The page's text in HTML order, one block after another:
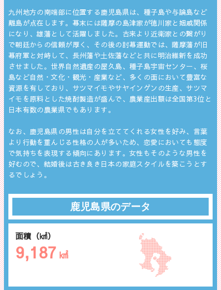
九州地方の南端部に位置する鹿児島県は、種子島や与論島など
離島が点在します。幕末には薩摩の島津家が徳川家と姻戚関係
になり、雄藩として活躍しました。古来より近衛家との繋がり
で朝廷からの信頼が厚く、その後の討幕運動では、薩摩藩が旧
幕府軍と対峙して、長州藩や土佐藩などと共に明治維新を成功
させました。世界自然遺産の屋久島、種子島宇宙センター、桜
島など自然・文化・観光・産業など、多くの面において豊富な
資源を有しており、サツマイモやサヤインゲンの生産、サツマ
イモを原料とした焼酎製造が盛んで、農業産出額は全国第3位と
日本有数の農業県でもあります。
なお、鹿児島県の男性は自分を立ててくれる女性を好み、言葉
より行動を重んじる性格の人が多いため、恋愛においても態度
で気持ちを表現する傾向にあります。女性もそのような男性を
好むので、結婚後は古き良き日本の家庭スタイルを築こうとす
るでしょう。
面積（㎢）
9,187 ㎢
鹿児島県のデータ